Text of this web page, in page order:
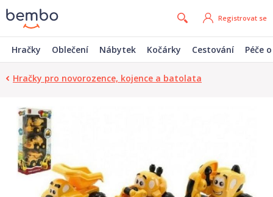
Registrovat se
Hračky Oblečení Nábytek Kočárky Cestování Péče
Hračky pro novorozence, kojence a batolata